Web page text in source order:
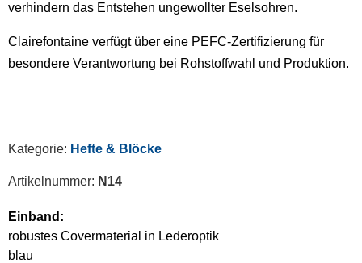
verhindern das Entstehen ungewollter Eselsohren.
Clairefontaine verfügt über eine PEFC-Zertifizierung für
besondere Verantwortung bei Rohstoffwahl und Produktion.
Kategorie: Hefte & Blöcke
Artikelnummer: N14
Einband:
robustes Covermaterial in Lederoptik
blau